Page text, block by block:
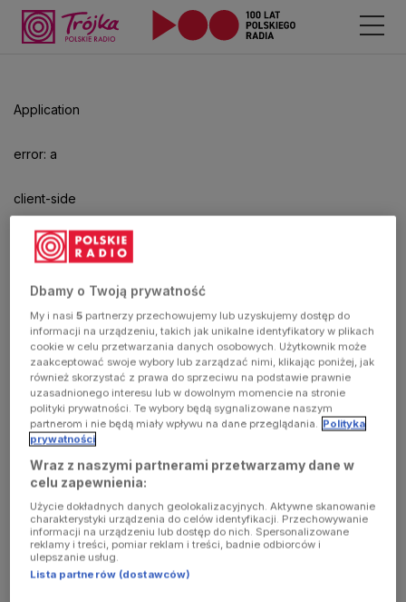
Application
error: a
client-side
exception
has
occurred
(see the
browser
console for
more
information)
Dbamy o Twoją prywatność
My i nasi5 partnerzy przechowujemy lub uzyskujemy dostęp do
informacji na urządzeniu, takich jak unikalne identyfikatory w plikach
cookie w celu przetwarzania danych osobowych. Użytkownik może
zaakceptować swoje wybory lub zarządzać nimi, klikając poniżej, jak
również skorzystać z prawa do sprzeciwu na podstawie prawnie
uzasadnionego interesu lub w dowolnym momencie na stronie
polityki prywatności. Te wybory będą sygnalizowane naszym
partnerom i nie będą miały wpływu na dane przeglądania. Polityka
prywatności
Wraz z naszymi partnerami przetwarzamy dane w
celu zapewnienia:
Użycie dokładnych danych geolokalizacyjnych. Aktywne skanowanie
charakterystyki urządzenia do celów identyfikacji. Przechowywanie
informacji na urządzeniu lub dostęp do nich. Spersonalizowane
reklamy i treści, pomiar reklam i treści, badnie odbiorców i
ulepszanie usług.
Lista partnerów (dostawców)